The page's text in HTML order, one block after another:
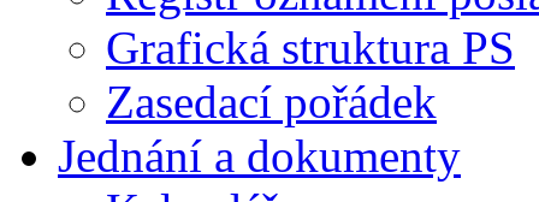
Grafická struktura PS
Zasedací pořádek
Jednání a dokumenty